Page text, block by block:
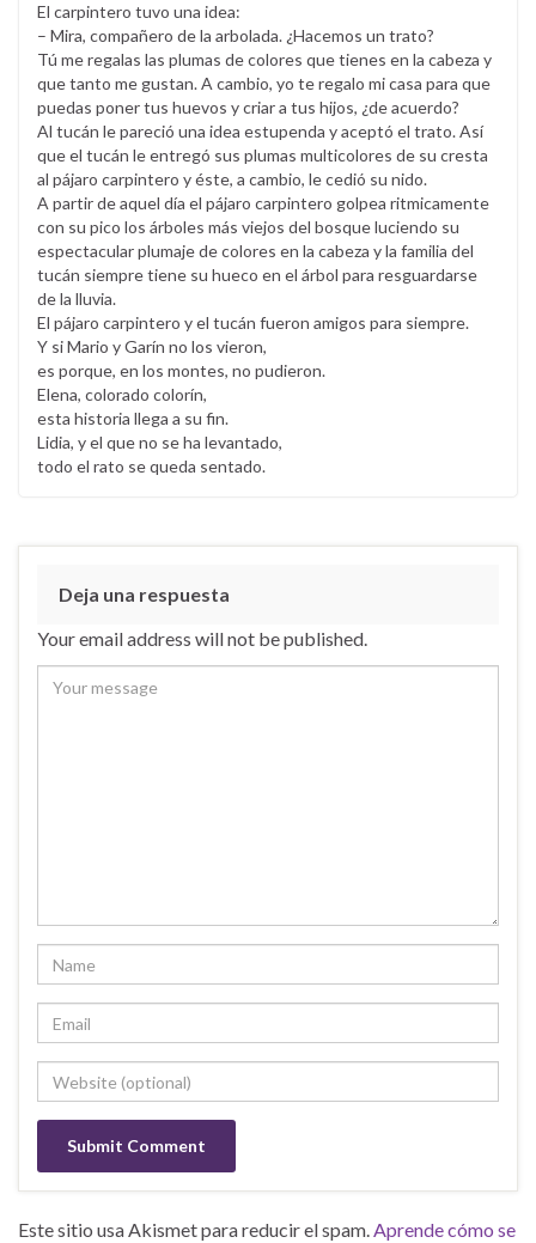
El carpintero tuvo una idea:
– Mira, compañero de la arbolada. ¿Hacemos un trato?
Tú me regalas las plumas de colores que tienes en la cabeza y
que tanto me gustan. A cambio, yo te regalo mi casa para que
puedas poner tus huevos y criar a tus hijos, ¿de acuerdo?
Al tucán le pareció una idea estupenda y aceptó el trato. Así
que el tucán le entregó sus plumas multicolores de su cresta
al pájaro carpintero y éste, a cambio, le cedió su nido.
A partir de aquel día el pájaro carpintero golpea ritmicamente
con su pico los árboles más viejos del bosque luciendo su
espectacular plumaje de colores en la cabeza y la familia del
tucán siempre tiene su hueco en el árbol para resguardarse
de la lluvia.
El pájaro carpintero y el tucán fueron amigos para siempre.
Y si Mario y Garín no los vieron,
es porque, en los montes, no pudieron.
Elena, colorado colorín,
esta historia llega a su fin.
Lidia, y el que no se ha levantado,
todo el rato se queda sentado.
Deja una respuesta
Your email address will not be published.
Este sitio usa Akismet para reducir el spam.Aprende cómo se